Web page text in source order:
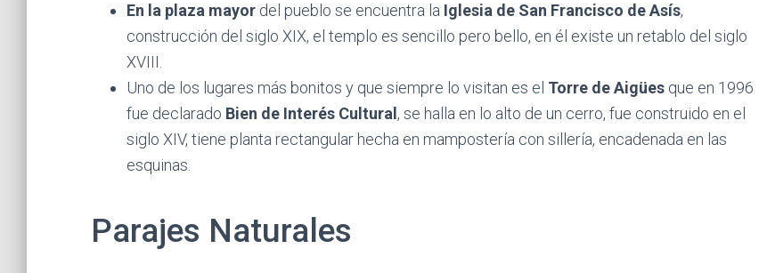
En la plaza mayor del pueblo se encuentra la Iglesia de San Francisco de Asís,
construcción del siglo XIX, el templo es sencillo pero bello, en él existe un retablo del siglo
XVIII.
Uno de los lugares más bonitos y que siempre lo visitan es el Torre de Aigües que en 1996
fue declarado Bien de Interés Cultural , se halla en lo alto de un cerro, fue construido en el
siglo XIV, tiene planta rectangular hecha en mampostería con sillería, encadenada en las
esquinas.
Parajes Naturales